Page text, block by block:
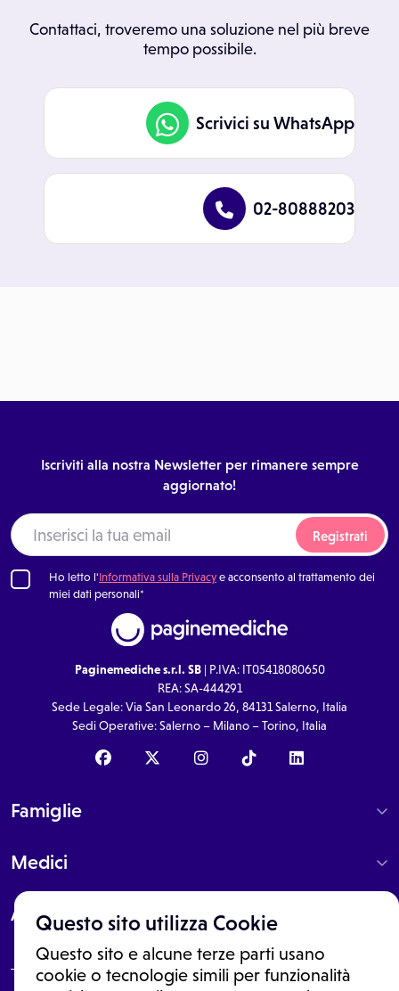
Questo sito utilizza Cookie
Questo sito e alcune terze parti usano
cookie o tecnologie simili per funzionalità
Contattaci, troveremo una soluzione nel più breve
tempo possibile.
Scrivici su WhatsApp
02-80888203
Iscriviti alla nostra Newsletter per rimanere sempre
aggiornato!
Registrati
Ho letto l'Informativa sulla Privacye acconsento al trattamento dei
miei dati personali*
Paginemediche s.r.l. SB| P.IVA: IT05418080650
REA: SA-444291
Sede Legale: Via San Leonardo 26, 84131 Salerno, Italia
Sedi Operative: Salerno – Milano – Torino, Italia
Famiglie
Medici
About